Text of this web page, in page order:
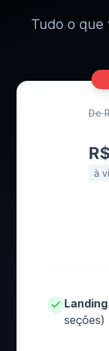
Tudo o que
De
R$
à
seções)